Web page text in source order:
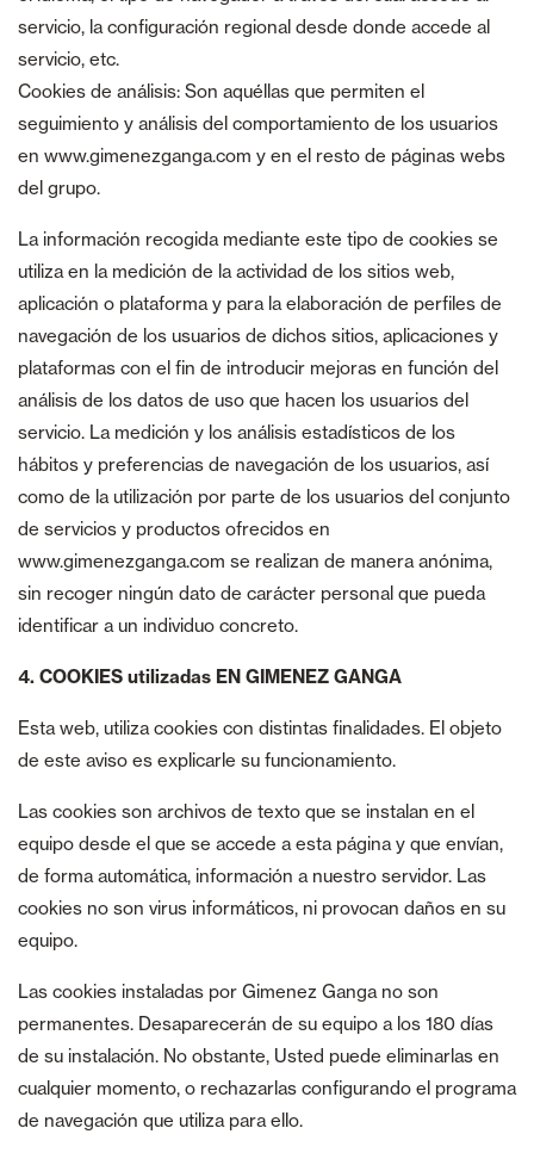
servicio, la configuración regional desde donde accede al
servicio, etc.
Cookies de análisis: Son aquéllas que permiten el
seguimiento y análisis del comportamiento de los usuarios
en www.gimenezganga.com y en el resto de páginas webs
del grupo.
La información recogida mediante este tipo de cookies se
utiliza en la medición de la actividad de los sitios web,
aplicación o plataforma y para la elaboración de perfiles de
navegación de los usuarios de dichos sitios, aplicaciones y
plataformas con el fin de introducir mejoras en función del
análisis de los datos de uso que hacen los usuarios del
servicio. La medición y los análisis estadísticos de los
hábitos y preferencias de navegación de los usuarios, así
como de la utilización por parte de los usuarios del conjunto
de servicios y productos ofrecidos en
www.gimenezganga.com se realizan de manera anónima,
sin recoger ningún dato de carácter personal que pueda
identificar a un individuo concreto.
4. COOKIES utilizadas EN GIMENEZ GANGA
Esta web, utiliza cookies con distintas finalidades. El objeto
de este aviso es explicarle su funcionamiento.
Las cookies son archivos de texto que se instalan en el
equipo desde el que se accede a esta página y que envían,
de forma automática, información a nuestro servidor. Las
cookies no son virus informáticos, ni provocan daños en su
equipo.
Las cookies instaladas por Gimenez Ganga no son
permanentes. Desaparecerán de su equipo a los 180 días
de su instalación. No obstante, Usted puede eliminarlas en
cualquier momento, o rechazarlas configurando el programa
de navegación que utiliza para ello.